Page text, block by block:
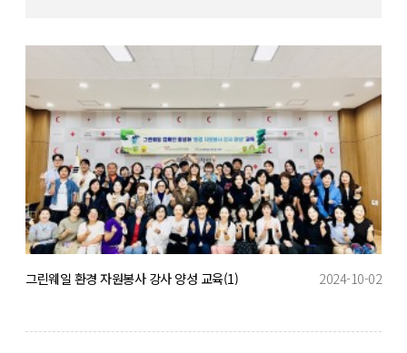
그린웨일 환경 자원봉사 강사 양성 교육(1) 2024-10-02